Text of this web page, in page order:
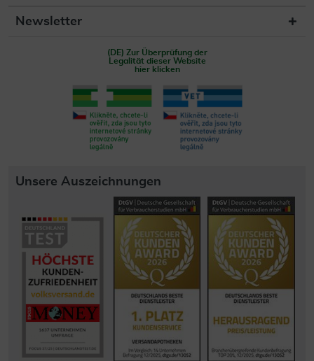
Newsletter
(DE) Zur Überprüfung der
Legalität dieser Website
hier klicken
Unsere Auszeichnungen